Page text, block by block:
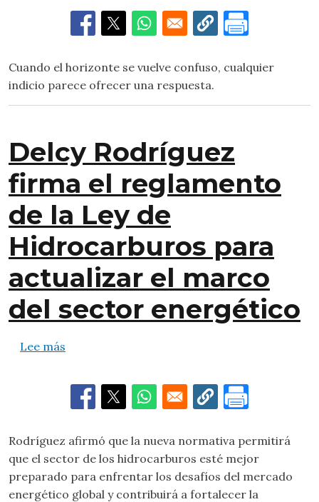
Cuando el horizonte se vuelve confuso, cualquier
indicio parece ofrecer una respuesta.
Delcy Rodríguez
firma el reglamento
de la Ley de
Hidrocarburos para
actualizar el marco
del sector energético
Lee más
Rodríguez afirmó que la nueva normativa permitirá
que el sector de los hidrocarburos esté mejor
preparado para enfrentar los desafíos del mercado
energético global y contribuirá a fortalecer la